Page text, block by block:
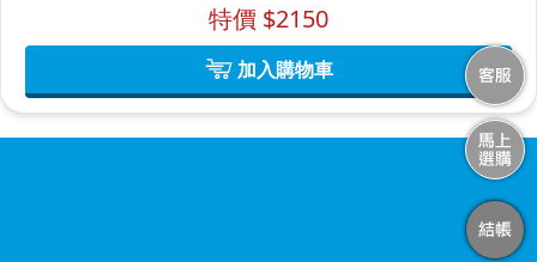
特價 $2150
加入購物車